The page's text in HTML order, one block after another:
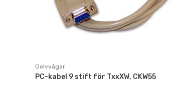
Golvvågar
PC-kabel 9 stift för TxxXW, CKW55